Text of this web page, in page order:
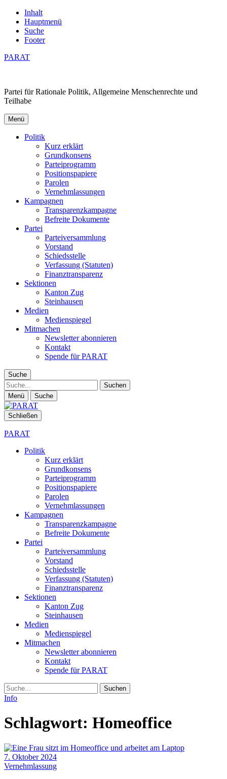
Inhalt
Hauptmenü
Suche
Footer
PARAT
Partei für Rationale Politik, Allgemeine Menschenrechte und
Teilhabe
Menü
Politik
Kurz erklärt
Grundkonsens
Parteiprogramm
Positionspapiere
Parolen
Vernehmlassungen
Kampagnen
Transparenzkampagne
Befreite Dokumente
Partei
Parteiversammlung
Vorstand
Schiedsstelle
Verfassung (Statuten)
Finanztransparenz
Sektionen
Kanton Zug
Steinhausen
Medien
Medienspiegel
Mitmachen
Newsletter abonnieren
Kontakt
Spende für PARAT
Suche
Suche
Menü Suche
Schließen
PARAT
Politik
Kurz erklärt
Grundkonsens
Parteiprogramm
Positionspapiere
Parolen
Vernehmlassungen
Kampagnen
Transparenzkampagne
Befreite Dokumente
Partei
Parteiversammlung
Vorstand
Schiedsstelle
Verfassung (Statuten)
Finanztransparenz
Sektionen
Kanton Zug
Steinhausen
Medien
Medienspiegel
Mitmachen
Newsletter abonnieren
Kontakt
Spende für PARAT
Suche
Info
Schlagwort: Homeoffice
7. Oktober 2024
Vernehmlassung